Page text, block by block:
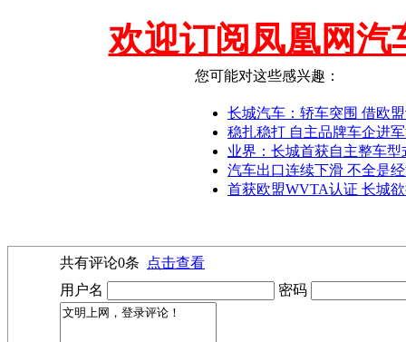
欢迎订阅凤凰网汽
您可能对这些感兴趣：
长城汽车：轿车突围 借欧
稳扎稳打 自主品牌车企进
业界：长城首获自主整车型
汽车出口连续下滑 不全是
首获欧盟WVTA认证 长城
共有评论0条
点击查看
用户名
密码